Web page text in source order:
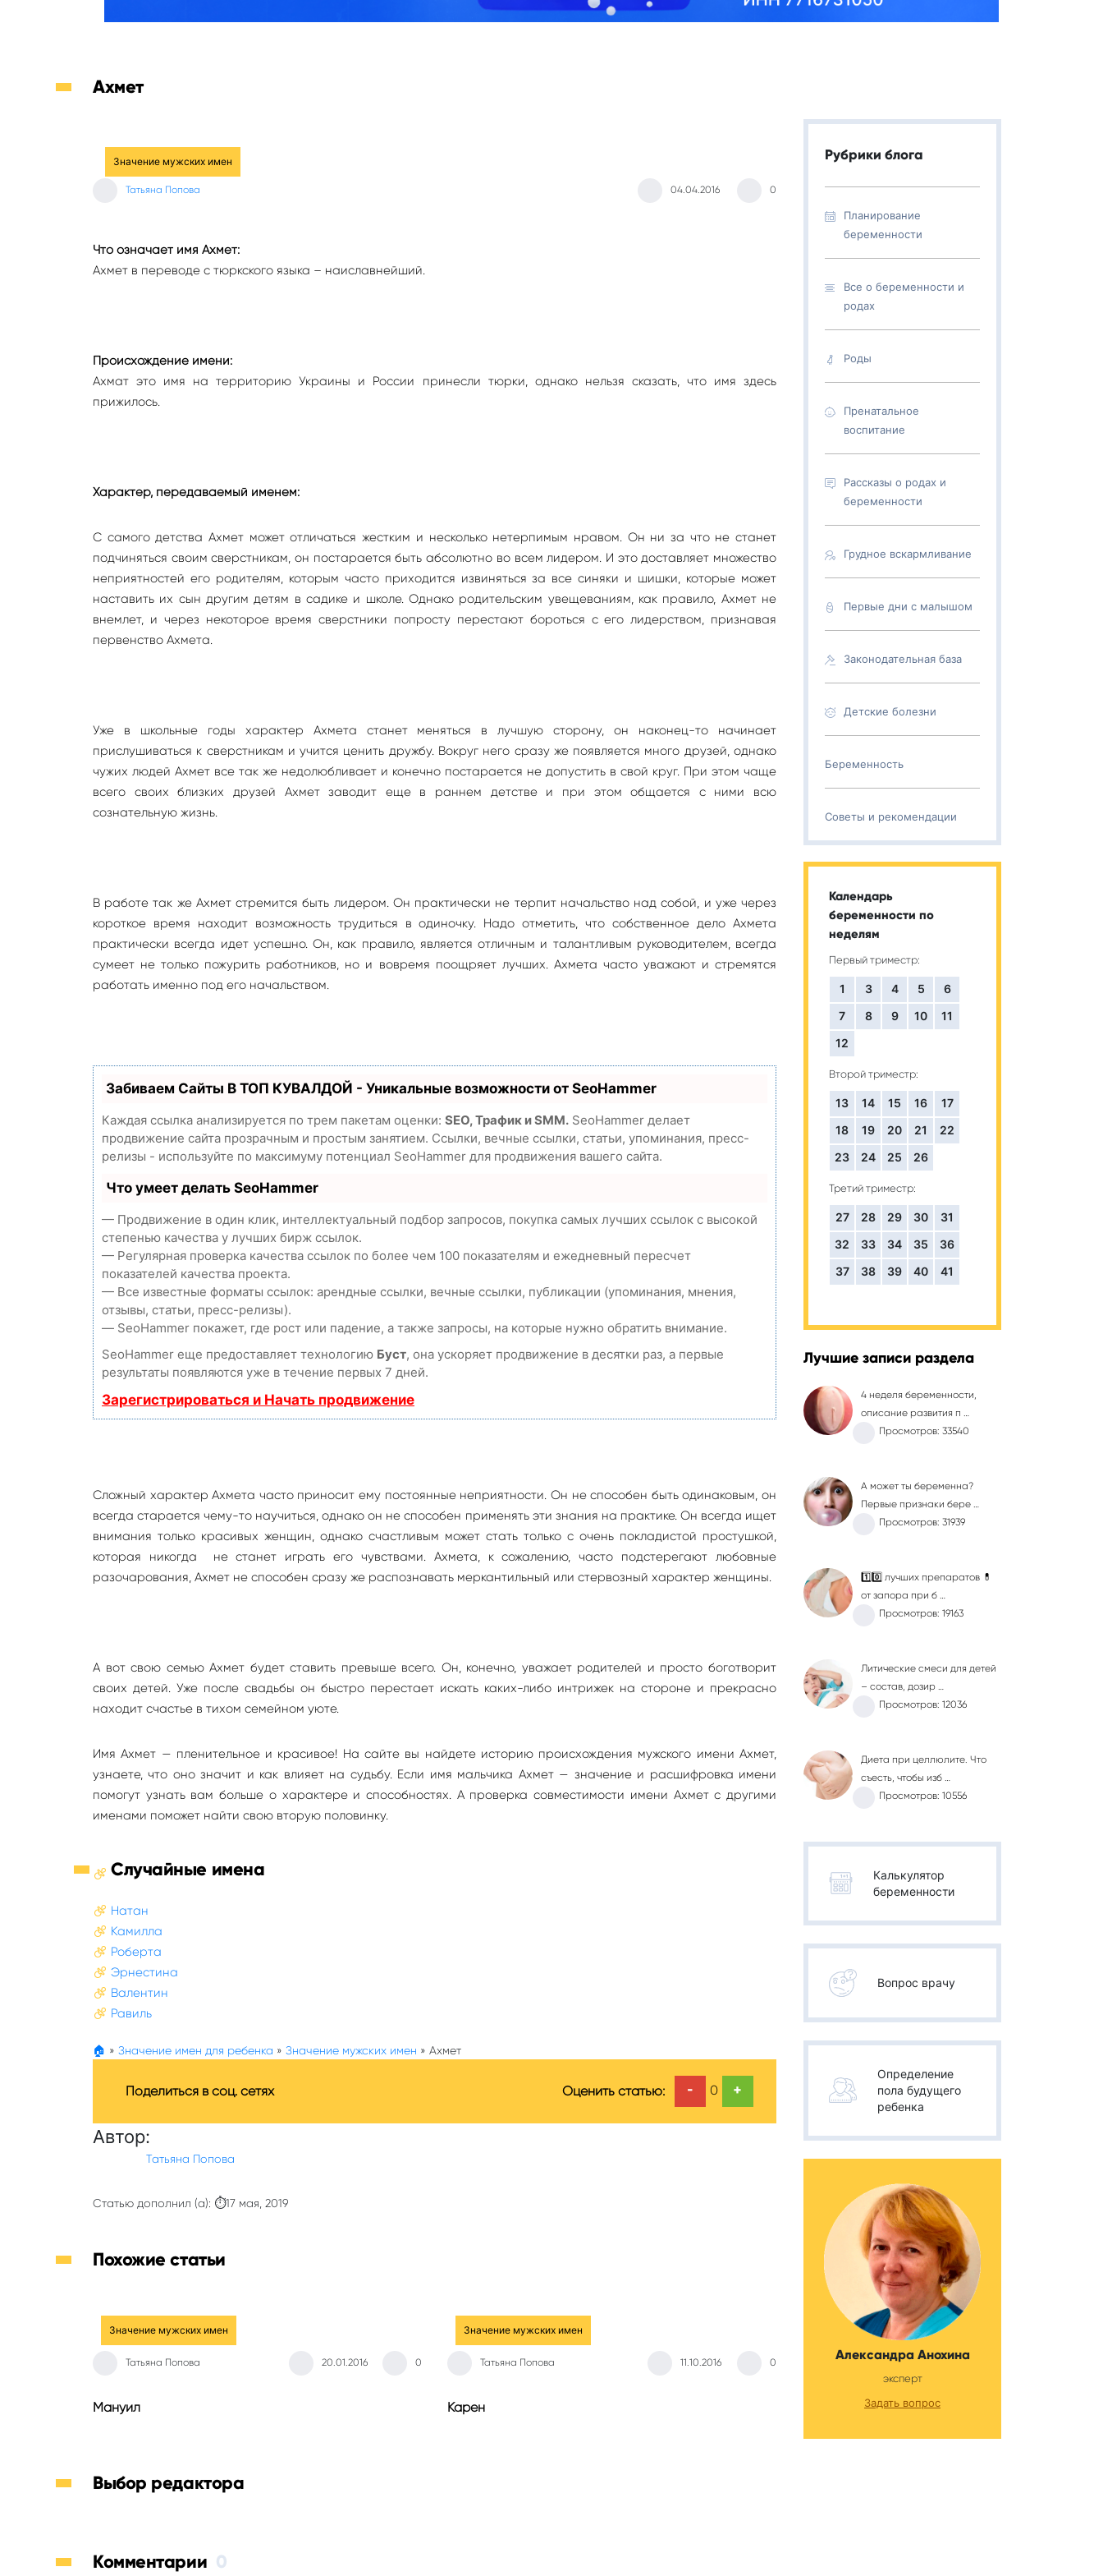
Ахмет
Значение мужских имен
Татьяна Попова 04.04.2016 0
Что означает имя Ахмет:
Ахмет в переводе с тюркского языка – наиславнейший.
Происхождение имени:
Ахмат это имя на территорию Украины и России принесли тюрки, однако нельзя сказать, что имя здесь
прижилось.
Характер, передаваемый именем:
С самого детства Ахмет может отличаться жестким и несколько нетерпимым нравом. Он ни за что не станет
подчиняться своим сверстникам, он постарается быть абсолютно во всем лидером. И это доставляет множество
неприятностей его родителям, которым часто приходится извиняться за все синяки и шишки, которые может
наставить их сын другим детям в садике и школе. Однако родительским увещеваниям, как правило, Ахмет не
внемлет, и через некоторое время сверстники попросту перестают бороться с его лидерством, признавая
первенство Ахмета.
Уже в школьные годы характер Ахмета станет меняться в лучшую сторону, он наконец-то начинает
прислушиваться к сверстникам и учится ценить дружбу. Вокруг него сразу же появляется много друзей, однако
чужих людей Ахмет все так же недолюбливает и конечно постарается не допустить в свой круг. При этом чаще
всего своих близких друзей Ахмет заводит еще в раннем детстве и при этом общается с ними всю
сознательную жизнь.
В работе так же Ахмет стремится быть лидером. Он практически не терпит начальство над собой, и уже через
короткое время находит возможность трудиться в одиночку. Надо отметить, что собственное дело Ахмета
практически всегда идет успешно. Он, как правило, является отличным и талантливым руководителем, всегда
сумеет не только пожурить работников, но и вовремя поощряет лучших. Ахмета часто уважают и стремятся
работать именно под его начальством.
Забиваем Сайты В ТОП КУВАЛДОЙ - Уникальные возможности от SeoHammer
Каждая ссылка анализируется по трем пакетам оценки: SEO, Трафик и SMM. SeoHammer делает
продвижение сайта прозрачным и простым занятием. Ссылки, вечные ссылки, статьи, упоминания, пресс-
релизы - используйте по максимуму потенциал SeoHammer для продвижения вашего сайта.
Что умеет делать SeoHammer
— Продвижение в один клик, интеллектуальный подбор запросов, покупка самых лучших ссылок с высокой
степенью качества у лучших бирж ссылок.
— Регулярная проверка качества ссылок по более чем 100 показателям и ежедневный пересчет
показателей качества проекта.
— Все известные форматы ссылок: арендные ссылки, вечные ссылки, публикации (упоминания, мнения,
отзывы, статьи, пресс-релизы).
— SeoHammer покажет, где рост или падение, а также запросы, на которые нужно обратить внимание.
SeoHammer еще предоставляет технологию Буст, она ускоряет продвижение в десятки раз, а первые
результаты появляются уже в течение первых 7 дней.
Зарегистрироваться и Начать продвижение
Сложный характер Ахмета часто приносит ему постоянные неприятности. Он не способен быть одинаковым, он
всегда старается чему-то научиться, однако он не способен применять эти знания на практике. Он всегда ищет
внимания только красивых женщин, однако счастливым может стать только с очень покладистой простушкой,
которая никогда не станет играть его чувствами. Ахмета, к сожалению, часто подстерегают любовные
разочарования, Ахмет не способен сразу же распознавать меркантильный или стервозный характер женщины.
А вот свою семью Ахмет будет ставить превыше всего. Он, конечно, уважает родителей и просто боготворит
своих детей. Уже после свадьбы он быстро перестает искать каких-либо интрижек на стороне и прекрасно
находит счастье в тихом семейном уюте.
Имя Ахмет — пленительное и красивое! На сайте вы найдете историю происхождения мужского имени Ахмет,
узнаете, что оно значит и как влияет на судьбу. Если имя мальчика Ахмет — значение и расшифровка имени
помогут узнать вам больше о характере и способностях. А проверка совместимости имени Ахмет с другими
именами поможет найти свою вторую половинку.
Случайные имена
Натан
Камилла
Роберта
Эрнестина
Валентин
Равиль
🏠 » Значение имен для ребенка » Значение мужских имен » Ахмет
Поделиться в соц. сетях Оценить статью: - 0 +
Автор:
Татьяна Попова
Статью дополнил (а): ⏱17 мая, 2019
Похожие статьи
Значение мужских имен
Татьяна Попова 20.01.2016 0
Мануил
Значение мужских имен
Татьяна Попова 11.10.2016 0
Карен
Выбор редактора
Комментарии 0
Рубрики блога
Планирование
беременности
Все о беременности и
родах
Роды
Пренатальное
воспитание
Рассказы о родах и
беременности
Грудное вскармливание
Первые дни с малышом
Законодательная база
Детские болезни
Беременность
Советы и рекомендации
Календарь
беременности по
неделям
Первый триместр:
1 3 4 5
6
7
8 9 10
11
12
Второй триместр:
13 14 15 16
17
18
19 20 21
22
23
24 25 26
Третий триместр:
27 28 29 30
31
32
33 34 35
36
37
38 39 40 41
Лучшие записи раздела
4 неделя беременности,
описание развития п …
Просмотров: 33540
А может ты беременна?
Первые признаки бере …
Просмотров: 31939
1️⃣0️⃣ лучших препаратов 💊
от запора при б …
Просмотров: 19163
Литические смеси для детей
– состав, дозир …
Просмотров: 12036
Диета при целлюлите. Что
съесть, чтобы изб …
Просмотров: 10556
Калькулятор
беременности
Вопрос врачу
Определение
пола будущего
ребенка
Александра Анохина
эксперт
Задать вопрос